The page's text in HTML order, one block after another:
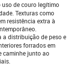
de couro legítimo
Texturas como
resistência extra à
a distribuição de peso e
forrados em
caminhe junto ao